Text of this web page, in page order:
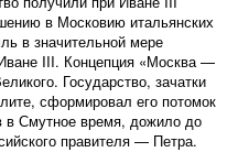
в Московию итальянских
в значительной мере
III. Концепция «Москва —
Государство, зачатки
сформировал его потомок
в Смутное время, дожило до
правителя — Петра.